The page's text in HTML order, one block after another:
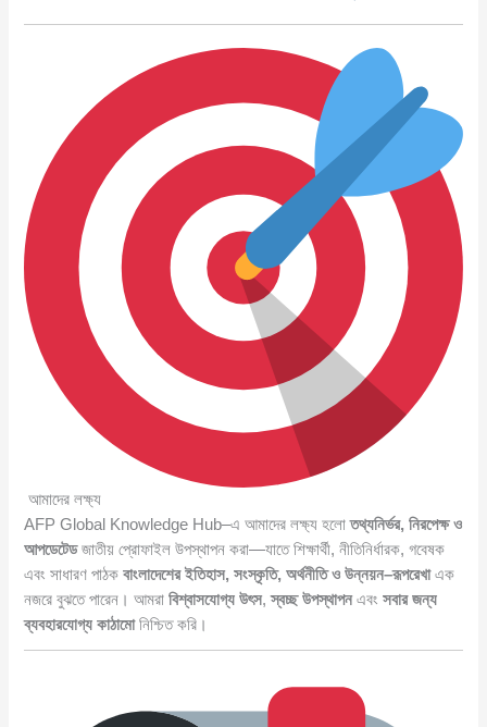
আমাদের লক্ষ্য
AFP Global Knowledge Hub–এ আমাদের লক্ষ্য হলোতথ্যনির্ভর, নিরপেক্ষ ও
আপডেটেডজাতীয় প্রোফাইল উপস্থাপন করা—যাতে শিক্ষার্থী, নীতিনির্ধারক, গবেষক
এবং সাধারণ পাঠকবাংলাদেশের ইতিহাস, সংস্কৃতি, অর্থনীতি ও উন্নয়ন–রূপরেখাএক
নজরে বুঝতে পারেন। আমরাবিশ্বাসযোগ্য উৎস,স্বচ্ছ উপস্থাপনএবংসবার জন্য
ব্যবহারযোগ্য কাঠামোনিশ্চিত করি।